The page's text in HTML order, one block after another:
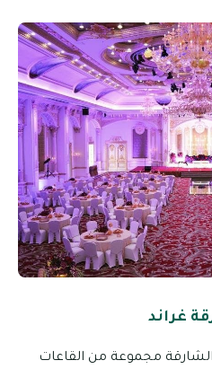
غراند
الشارقة مجموعة من القاعات